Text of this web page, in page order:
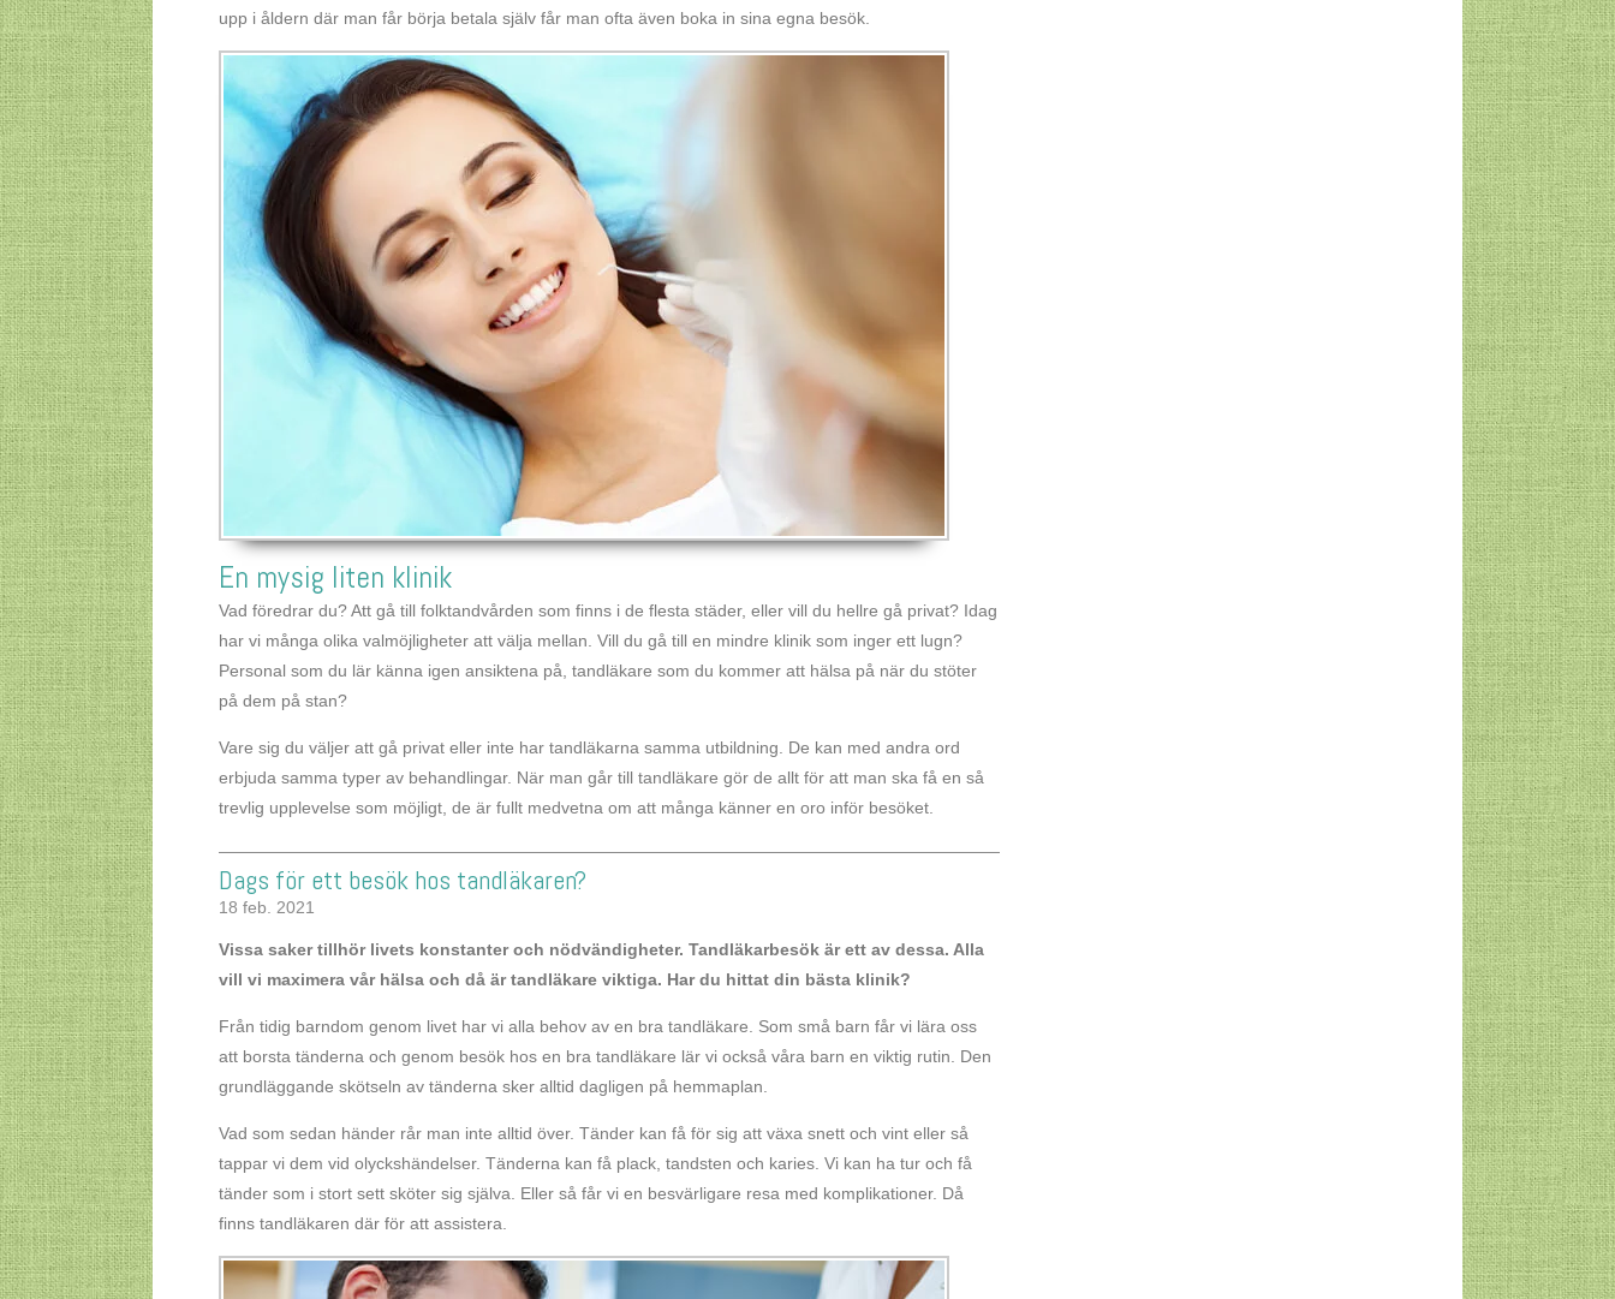
upp i åldern där man får börja betala själv får man ofta även boka in sina egna besök.
En mysig liten klinik
Vad föredrar du? Att gå till folktandvården som finns i de flesta städer, eller vill du hellre gå privat? Idag
har vi många olika valmöjligheter att välja mellan. Vill du gå till en mindre klinik som inger ett lugn?
Personal som du lär känna igen ansiktena på, tandläkare som du kommer att hälsa på när du stöter
på dem på stan?
Vare sig du väljer att gå privat eller inte har tandläkarna samma utbildning. De kan med andra ord
erbjuda samma typer av behandlingar. När man går till tandläkare gör de allt för att man ska få en så
trevlig upplevelse som möjligt, de är fullt medvetna om att många känner en oro inför besöket.
Dags för ett besök hos tandläkaren?
18 feb. 2021
Vissa saker tillhör livets konstanter och nödvändigheter. Tandläkarbesök är ett av dessa. Alla
vill vi maximera vår hälsa och då är tandläkare viktiga. Har du hittat din bästa klinik?
Från tidig barndom genom livet har vi alla behov av en bra tandläkare. Som små barn får vi lära oss
att borsta tänderna och genom besök hos en bra tandläkare lär vi också våra barn en viktig rutin. Den
grundläggande skötseln av tänderna sker alltid dagligen på hemmaplan.
Vad som sedan händer rår man inte alltid över. Tänder kan få för sig att växa snett och vint eller så
tappar vi dem vid olyckshändelser. Tänderna kan få plack, tandsten och karies. Vi kan ha tur och få
tänder som i stort sett sköter sig själva. Eller så får vi en besvärligare resa med komplikationer. Då
finns tandläkaren där för att assistera.